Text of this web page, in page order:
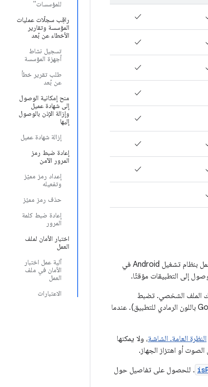
للمؤسسات"
راقِب سجلّات عمليات
المؤسسة وتقارير
الأخطاء عن بُعد
تسجيل نشاط
أجهزة المؤسسة
طلب تقرير خطأ
عن بُعد
منح إمكانية الوصول
إلى شهادة عميل
وإزالة الإذن بالوصول
إليها
إزالة شهادة عميل
إعادة ضبط رمز
المرور الآمن
إعداد رمز مميّز
وتفعيله
حذف رمز مميّز
إعادة ضبط كلمة
المرور
اختبار الأمان لملف
العمل
آلية عمل اختبار
الأمان في ملف
العمل
الاعتبارات
✓
✓
✓
✓
✓
✓
✓
للمؤسسات التي تريد حظر الموظفين من اللعب أو مشاهدة يستخدمون YouTube على أجهزتهم التي تعمل بنظام تشغيل Android في
، وسيعمل التطبيق المحدَّد كما لو فقد تم إيقافه (يظهر مشغّل Google باللون الرمادي للتطبيق). عندما
النظرة العامة. الشاشة، ولا يمكنها
أو اهتزاز الجهاز.
. للحصول على تفاصيل حول